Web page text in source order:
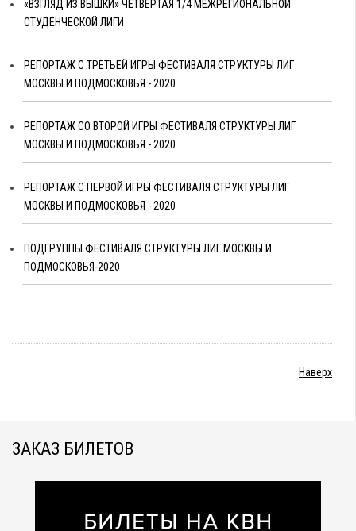
«ВЗГЛЯД ИЗ ВЫШКИ» ЧЕТВЕРТАЯ 1/4 МЕЖРЕГИОНАЛЬНОЙ
СТУДЕНЧЕСКОЙ ЛИГИ
РЕПОРТАЖ С ТРЕТЬЕЙ ИГРЫ ФЕСТИВАЛЯ СТРУКТУРЫ ЛИГ
МОСКВЫ И ПОДМОСКОВЬЯ - 2020
РЕПОРТАЖ СО ВТОРОЙ ИГРЫ ФЕСТИВАЛЯ СТРУКТУРЫ ЛИГ
МОСКВЫ И ПОДМОСКОВЬЯ - 2020
РЕПОРТАЖ С ПЕРВОЙ ИГРЫ ФЕСТИВАЛЯ СТРУКТУРЫ ЛИГ
МОСКВЫ И ПОДМОСКОВЬЯ - 2020
ПОДГРУППЫ ФЕСТИВАЛЯ СТРУКТУРЫ ЛИГ МОСКВЫ И
ПОДМОСКОВЬЯ-2020
Наверх
ЗАКАЗ БИЛЕТОВ